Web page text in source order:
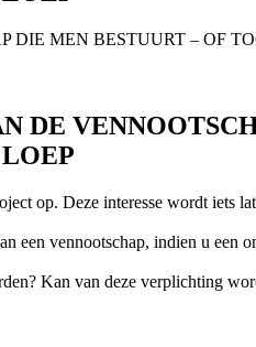
MEN BESTUURT – OF
DE
op. Deze interesse wordt iets
vennootschap, indien u een
Kan van deze verplichting